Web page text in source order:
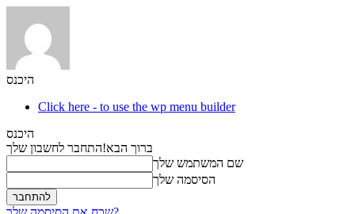
היכנס
Click here - to use the wp menu builder
היכנס
ברוך הבא!התחבר לחשבון שלך
שם המשתמש שלך
הסיסמה שלך